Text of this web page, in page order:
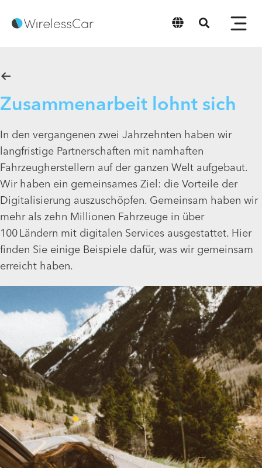
Zusammenarbeit lohnt sich
In den vergangenen zwei Jahrzehnten haben wir
langfristige Partnerschaften mit namhaften
Fahrzeugherstellern auf der ganzen Welt aufgebaut.
Wir haben ein gemeinsames Ziel: die Vorteile der
Digitalisierung auszuschöpfen. Gemeinsam haben wir
mehr als zehn Millionen Fahrzeuge in über
100 Ländern mit digitalen Services ausgestattet. Hier
finden Sie einige Beispiele dafür, was wir gemeinsam
erreicht haben.